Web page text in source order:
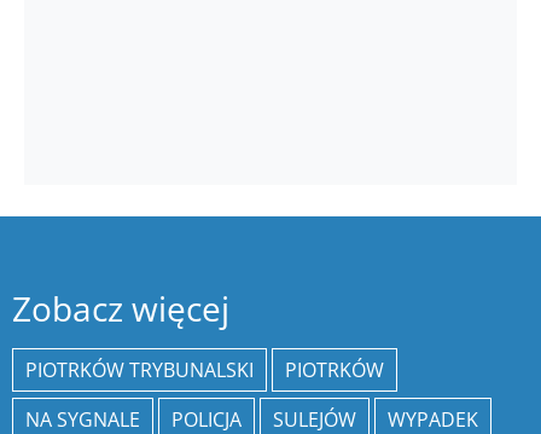
Zobacz więcej
PIOTRKÓW TRYBUNALSKI
PIOTRKÓW
NA SYGNALE
POLICJA SULEJÓW
WYPADEK